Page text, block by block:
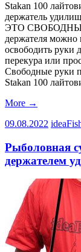
Stakan 100
держатель
ЭТО СВОБОДНЫЕ
держателя можно
освободить руки
перекура или
Свободные руки
Stakan 100
More →
09.08.2022
Рыболовная
держателем